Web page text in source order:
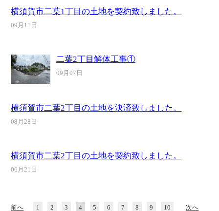
横須賀市二葉1丁目の土地を契約致しました。
09月11日
二葉2丁目解体工事①
09月07日
横須賀市二葉2丁目の土地を決済致しました。
08月28日
横須賀市二葉2丁目の土地を契約致しました。
06月21日
前へ 1 2 3 4 5 6 7 8 9 10 次へ